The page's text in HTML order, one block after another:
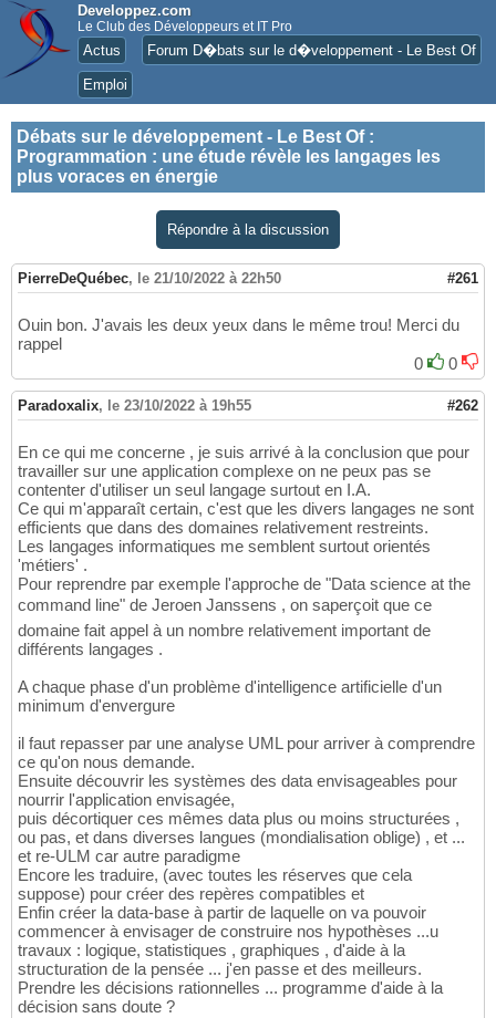
Developpez.com
Le Club des Développeurs et IT Pro
Actus Forum D�bats sur le d�veloppement - Le Best Of
Emploi
Débats sur le développement - Le Best Of:
Programmation : une étude révèle les langages les
plus voraces en énergie
Répondre à la discussion
PierreDeQuébec, le 21/10/2022 à 22h50 #261
Ouin bon. J'avais les deux yeux dans le même trou! Merci du
rappel
0
0
Paradoxalix, le 23/10/2022 à 19h55 #262
En ce qui me concerne , je suis arrivé à la conclusion que pour
travailler sur une application complexe on ne peux pas se
contenter d'utiliser un seul langage surtout en I.A.
Ce qui m'apparaît certain, c'est que les divers langages ne sont
efficients que dans des domaines relativement restreints.
Les langages informatiques me semblent surtout orientés
'métiers' .
Pour reprendre par exemple l'approche de "Data science at the
command line" de Jeroen Janssens , on saperçoit que ce
domaine fait appel à un nombre relativement important de
différents langages .
A chaque phase d'un problème d'intelligence artificielle d'un
minimum d'envergure
il faut repasser par une analyse UML pour arriver à comprendre
ce qu'on nous demande.
Ensuite découvrir les systèmes des data envisageables pour
nourrir l'application envisagée,
puis décortiquer ces mêmes data plus ou moins structurées ,
ou pas, et dans diverses langues (mondialisation oblige) , et ...
et re-ULM car autre paradigme
Encore les traduire, (avec toutes les réserves que cela
suppose) pour créer des repères compatibles et
Enfin créer la data-base à partir de laquelle on va pouvoir
commencer à envisager de construire nos hypothèses ...u
travaux : logique, statistiques , graphiques , d'aide à la
structuration de la pensée ... j'en passe et des meilleurs.
Prendre les décisions rationnelles ... programme d'aide à la
décision sans doute ?